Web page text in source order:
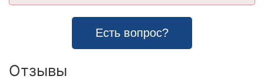
Есть вопрос?
Отзывы